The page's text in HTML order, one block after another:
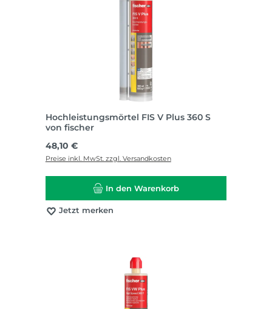
Hochleistungsmörtel FIS V Plus 360 S
von fischer
Regulärer Preis:
48,10 €
Preise inkl. MwSt. zzgl. Versandkosten
In den Warenkorb
Jetzt merken